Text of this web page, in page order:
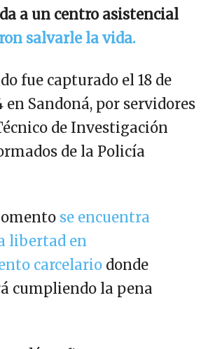
a un centro asistencial
salvarle la vida.
fue capturado el 18 de
en Sandoná, por servidores
de Investigación
de la Policía
se encuentra
libertad en
carcelario donde
cumpliendo la pena